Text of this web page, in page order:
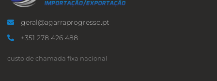
geral@agarraprogresso.pt
+351 278 426 488
custo de chamada fixa nacional